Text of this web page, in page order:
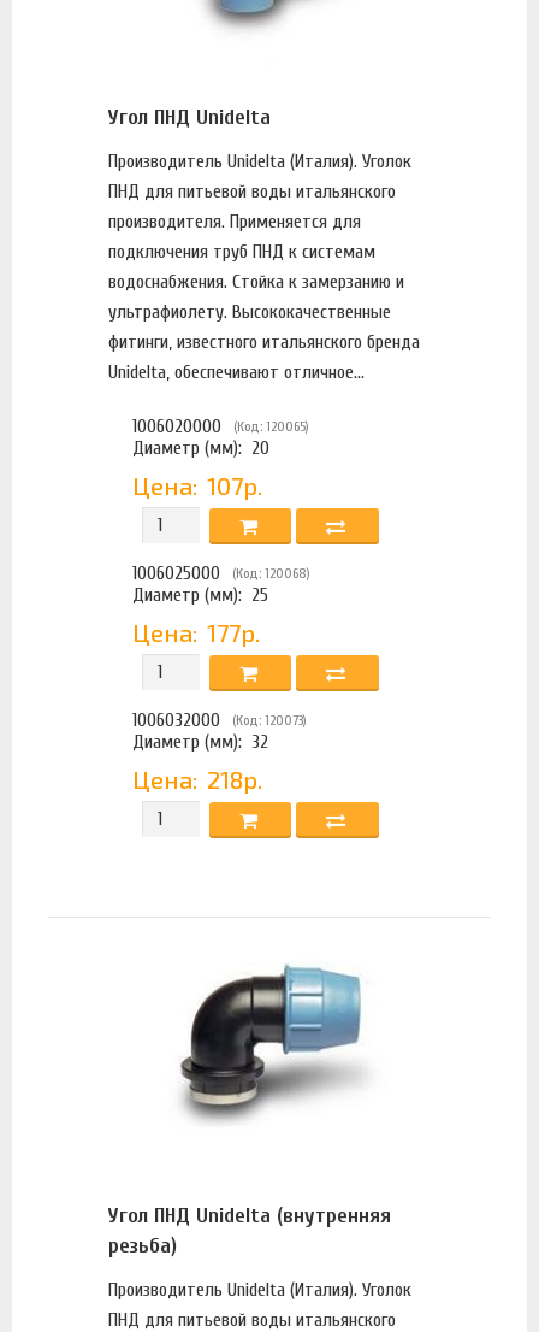
Угол ПНД Unidelta
Производитель Unidelta (Италия). Уголок
ПНД для питьевой воды итальянского
производителя. Применяется для
подключения труб ПНД к системам
водоснабжения. Стойка к замерзанию и
ультрафиолету. Высококачественные
фитинги, известного итальянского бренда
Unidelta, обеспечивают отличное...
1006020000 (Код: 120065)
Диаметр (мм): 20
Цена:107р.
1006025000 (Код: 120068)
Диаметр (мм): 25
Цена:177р.
1006032000 (Код: 120073)
Диаметр (мм): 32
Цена: 218р.
Угол ПНД Unidelta (внутренняя
резьба)
Производитель Unidelta (Италия). Уголок
ПНД для питьевой воды итальянского